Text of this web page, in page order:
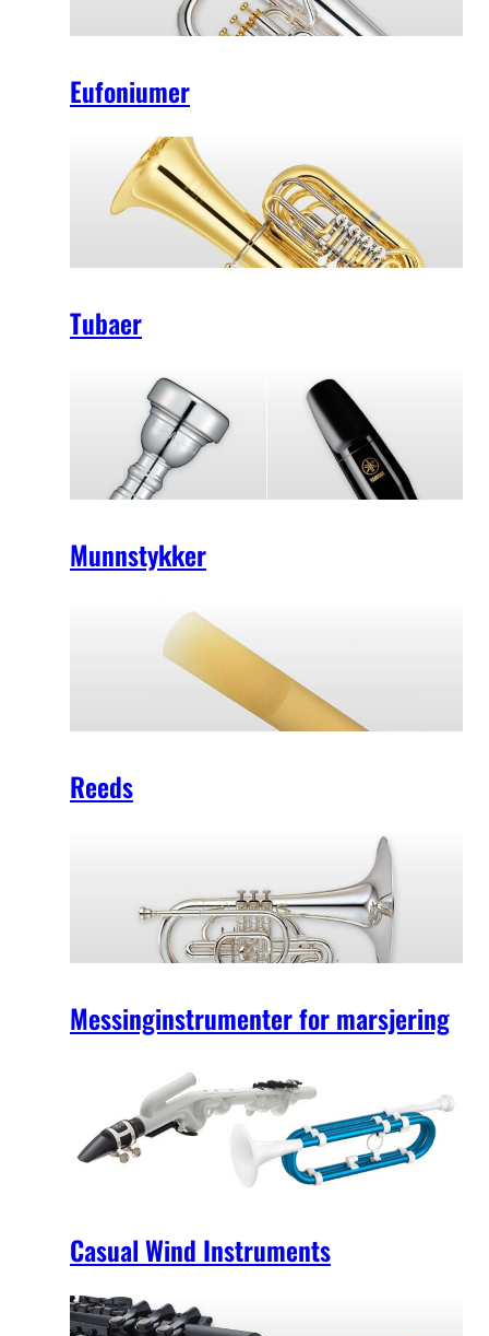
Eufoniumer
Tubaer
Munnstykker
Reeds
Messinginstrumenter for marsjering
Casual Wind Instruments